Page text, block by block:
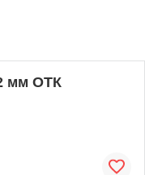
мм ОТК